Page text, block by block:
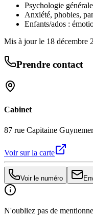
Psychologie générale
Anxiété, phobies,
Enfants/ados :
Mis à jour le 18 décembre
Prendre contact
Cabinet
87 rue Capitaine
Voir sur la carte
Voir le numéro
N'oubliez pas de